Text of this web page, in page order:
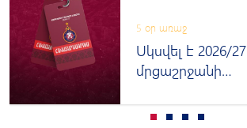
5 օր առաջ
Սկսվել է 2026/27
մրցաշրջանի